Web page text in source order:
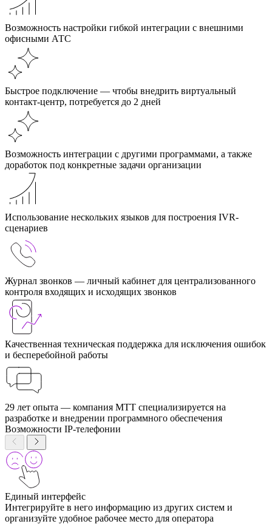
Возможность настройки гибкой интеграции с внешними
офисными АТС
Быстрое подключение — чтобы внедрить виртуальный
контакт-центр, потребуется до 2 дней
Возможность интеграции с другими программами, а также
доработок под конкретные задачи организации
Использование нескольких языков для построения IVR-
сценариев
Журнал звонков — личный кабинет для централизованного
контроля входящих и исходящих звонков
Качественная техническая поддержка для исключения ошибок
и бесперебойной работы
29 лет опыта — компания МТТ специализируется на
разработке и внедрении программного обеспечения
Возможности IP-телефонии
Единый интерфейс
Интегрируйте в него информацию из других систем и
организуйте удобное рабочее место для оператора